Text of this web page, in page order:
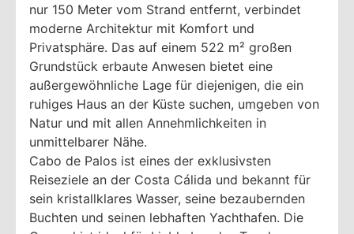
nur 150 Meter vom Strand entfernt, verbindet
moderne Architektur mit Komfort und
Privatsphäre. Das auf einem 522 m² großen
Grundstück erbaute Anwesen bietet eine
außergewöhnliche Lage für diejenigen, die ein
ruhiges Haus an der Küste suchen, umgeben von
Natur und mit allen Annehmlichkeiten in
unmittelbarer Nähe.
Cabo de Palos ist eines der exklusivsten
Reiseziele an der Costa Cálida und bekannt für
sein kristallklares Wasser, seine bezaubernden
Buchten und seinen lebhaften Yachthafen. Die